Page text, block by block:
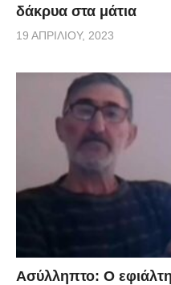
δάκρυα στα μάτια
19 ΑΠΡΙΛΊΟΥ, 2023
Ασύλληπτο: Ο